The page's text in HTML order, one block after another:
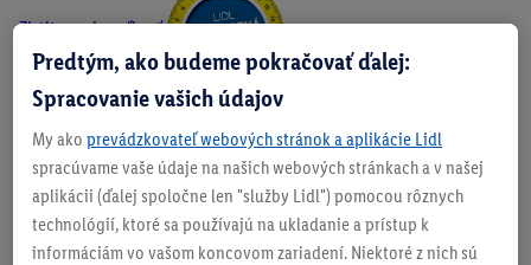
Zistite svoju veľkosť
O produkte
Predtým, ako budeme pokračovať ďalej:
Spracovanie vašich údajov
My ako prevádzkovateľ webových stránok a aplikácie Lidl
spracúvame vaše údaje na našich webových stránkach a v našej
aplikácii (ďalej spoločne len "služby Lidl") pomocou rôznych
technológií, ktoré sa používajú na ukladanie a prístup k
informáciám vo vašom koncovom zariadení. Niektoré z nich sú